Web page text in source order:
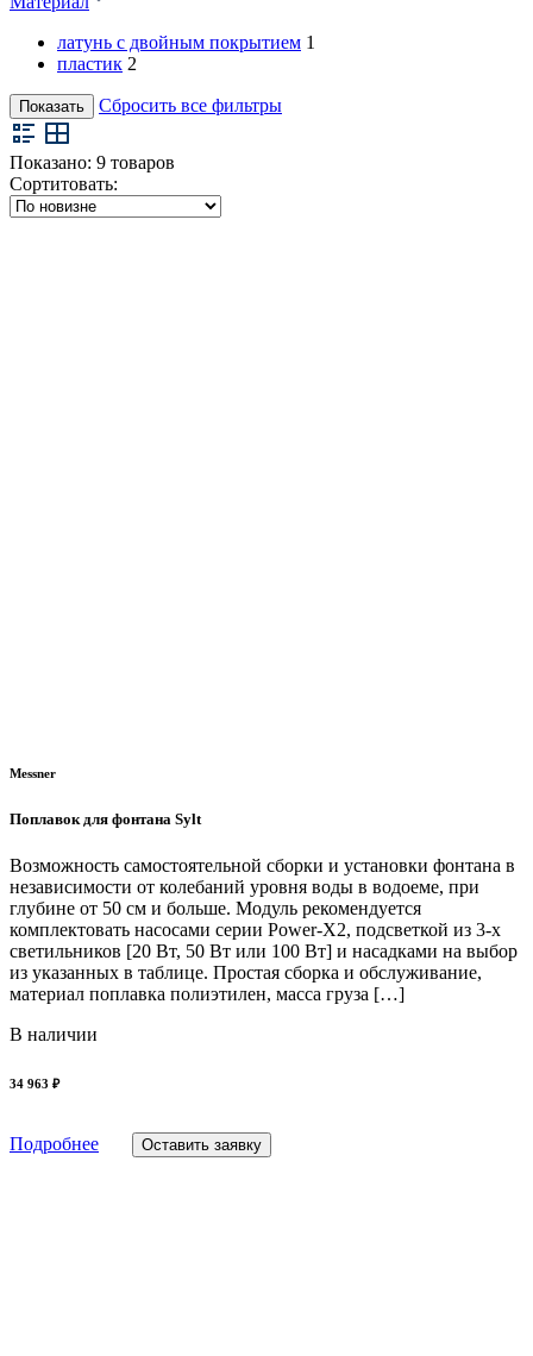
латунь с двойным покрытием 1
пластик 2
Показать Сбросить все фильтры
Показано: 9 товаров
Сортитовать:
Messner
Поплавок для фонтана Sylt
Возможность самостоятельной сборки и установки фонтана в
независимости от колебаний уровня воды в водоеме, при
глубине от 50 см и больше. Модуль рекомендуется
комплектовать насосами серии Power-X2, подсветкой из 3-х
светильников [20 Вт, 50 Вт или 100 Вт] и насадками на выбор
из указанных в таблице. Простая сборка и обслуживание,
материал поплавка полиэтилен, масса груза […]
В наличии
34 963 ₽
Подробнее Оставить заявку